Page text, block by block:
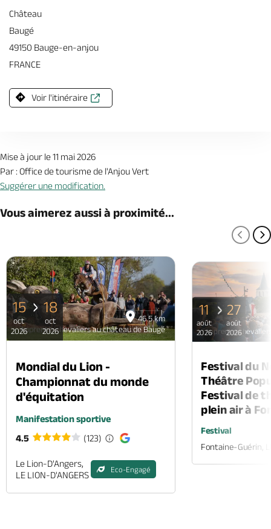
Château
Baugé
49150 Bauge-en-anjou
FRANCE
Voir l'itinéraire
Mise à jour le 11 mai 2026
Par : Office de tourisme de l'Anjou Vert
Suggérer une modification.
Vous aimerez aussi à proximité...
46.5 km
Apprentis chevaliers au château de Baugé
15
oct
2026
18
oct
2026
Mondial du Lion -
Championnat du monde
d'équitation
Manifestation sportive
4.5
(123)
Le Lion-D'Angers,
LE LION-D'ANGERS
Eco-Engagé
Apprentis
11
août
2026
27
août
2026
Festival du
Théâtre
Festival de
plein air à
Festival
Fontaine-Guérin,